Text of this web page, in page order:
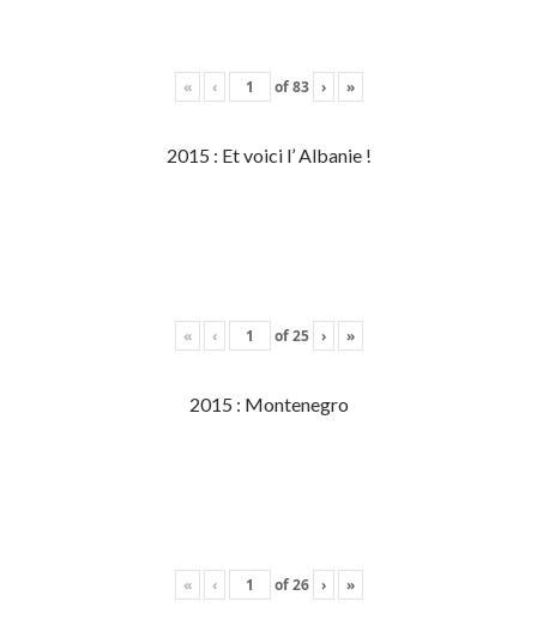
« ‹ of83 › »
2015 : Et voici l’ Albanie !
« ‹ of25 › »
2015 : Montenegro
« ‹ of26 › »